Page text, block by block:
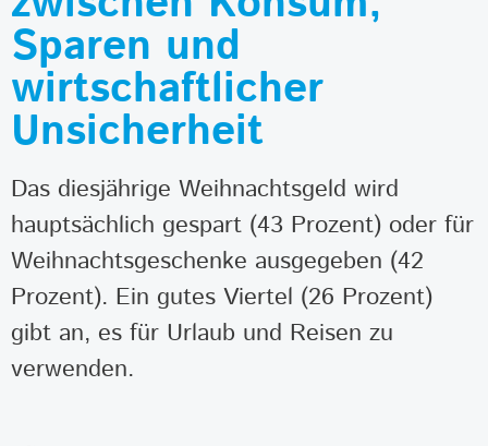
Sparen und
wirtschaftlicher
Unsicherheit
Das diesjährige Weihnachtsgeld wird
hauptsächlich gespart (43 Prozent) oder für
Weihnachtsgeschenke ausgegeben (42
Prozent). Ein gutes Viertel (26 Prozent)
gibt an, es für Urlaub und Reisen zu
verwenden.